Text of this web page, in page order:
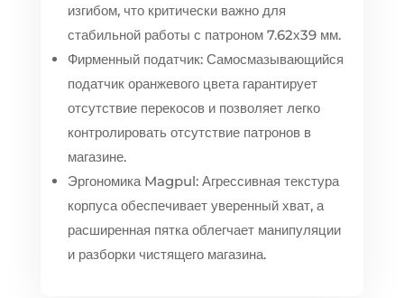
изгибом, что критически важно для
стабильной работы с патроном 7.62х39 мм.
Фирменный податчик: Самосмазывающийся
податчик оранжевого цвета гарантирует
отсутствие перекосов и позволяет легко
контролировать отсутствие патронов в
магазине.
Эргономика Magpul: Агрессивная текстура
корпуса обеспечивает уверенный хват, а
расширенная пятка облегчает манипуляции
и разборки чистящего магазина.